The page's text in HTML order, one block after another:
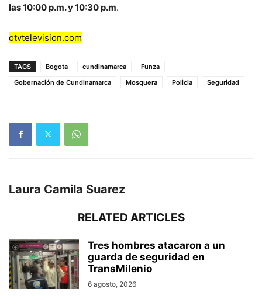
las 10:00 p.m. y 10:30 p.m.
otvtelevision.com
TAGS Bogota cundinamarca
Funza
Gobernación de Cundinamarca
Mosquera Policia Seguridad
Laura Camila Suarez
RELATED ARTICLES
Tres hombres atacaron a un
guarda de seguridad en
TransMilenio
6 agosto, 2026